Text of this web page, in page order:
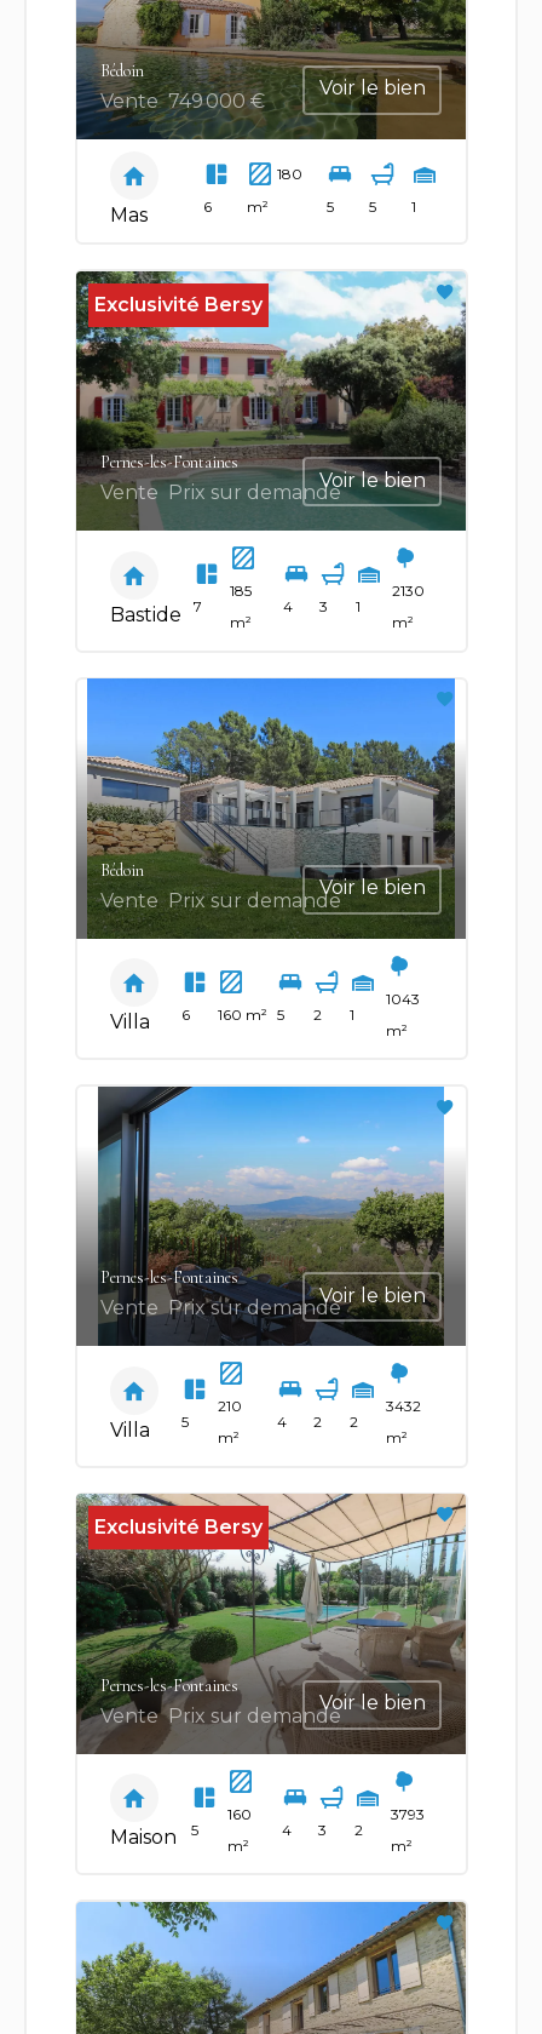
Bédoin
Vente 749 000 €
Voir le bien
Mas 6
180
m²
5 5 1
Exclusivité Bersy
Pernes-les-Fontaines
Vente Prix sur demande
Voir le bien
Bastide 7
185
m²
4 3 1
2130
m²
Bédoin
Vente Prix sur demande
Voir le bien
Villa 6 160 m² 5 2 1
1043
m²
Pernes-les-Fontaines
Vente Prix sur demande
Voir le bien
Villa 5
210
m²
4 2 2
3432
m²
Exclusivité Bersy
Pernes-les-Fontaines
Vente Prix sur demande
Voir le bien
Maison 5
160
m²
4 3 2
3793
m²